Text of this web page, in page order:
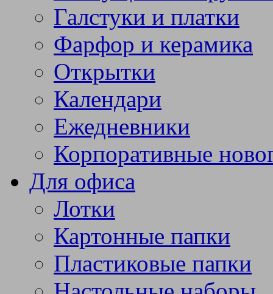
Галстуки и платки
Фарфор и керамика
Открытки
Календари
Ежедневники
Корпоративные
Для офиса
Лотки
Картонные папки
Пластиковые папки